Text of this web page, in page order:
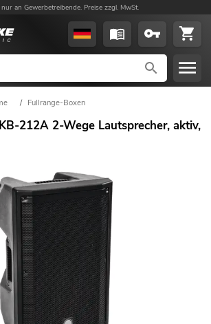
an Gewerbetreibende. Preise zzgl. MwSt.
/ Fullrange-Boxen
212A 2-Wege Lautsprecher, aktiv,